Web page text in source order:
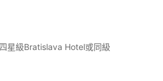
星級Bratislava Hotel或同級